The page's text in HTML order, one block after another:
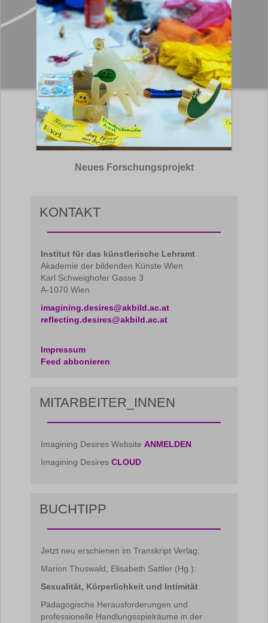
Neues Forschungsprojekt
KONTAKT
Institut für das künstlerische Lehramt
Akademie der bildenden Künste Wien
Karl Schweighofer Gasse 3
A-1070 Wien
imagining.desires@akbild.ac.at
reflecting.desires@akbild.ac.at
Impressum
Feed abbonieren
MITARBEITER_INNEN
Imagining Desires Website ANMELDEN
Imagining Desires CLOUD
BUCHTIPP
Jetzt neu erschienen im Transkript Verlag:
Marion Thuswald, Elisabeth Sattler (Hg.):
Sexualität, Körperlichkeit und Intimität
Pädagogische Herausforderungen und
professionelle Handlungsspielräume in der